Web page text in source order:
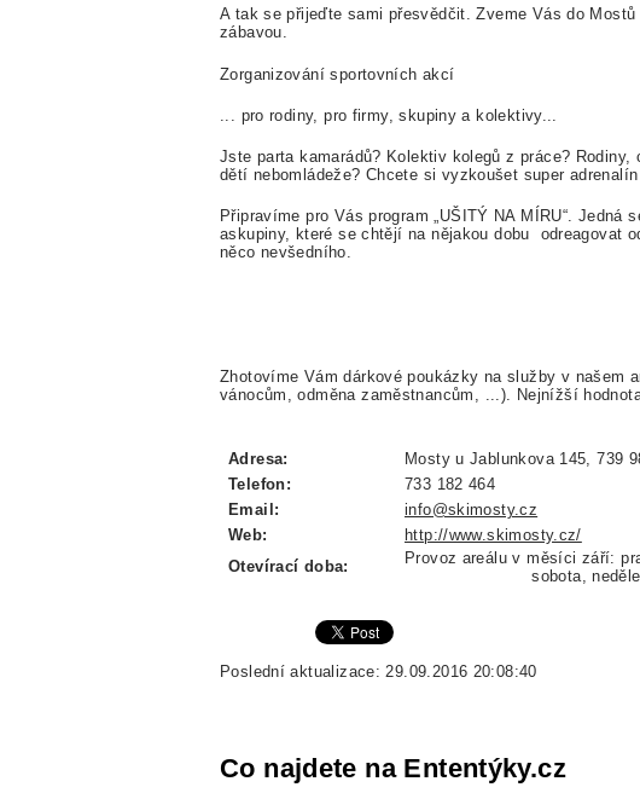
A tak se přijeďte sami přesvědčit. Zveme Vás do
zábavou.
Zorganizování sportovních akcí
... pro rodiny, pro firmy, skupiny a kolektivy...
Jste parta kamarádů? Kolektiv kolegů z práce?
dětí nebomládeže? Chcete si vyzkoušet super
Připravíme pro Vás program „UŠITÝ NA MÍRU“.
askupiny, které se chtějí na nějakou dobu odreagovat
něco nevšedního.
Zhotovíme Vám dárkové poukázky na služby v našem
vánocům, odměna zaměstnancům, ...). Nejnížší
Adresa:
Mosty u Jablunkova 145, 739
Telefon:
733 182 464
Email:
info@skimosty.cz
Web:
http://www.skimosty.cz/
Otevírací doba:
Provoz areálu v měsíci září:
sobota, neděle a
Poslední aktualizace: 29.09.2016 20:08:40
Co najdete na Ententýky.cz